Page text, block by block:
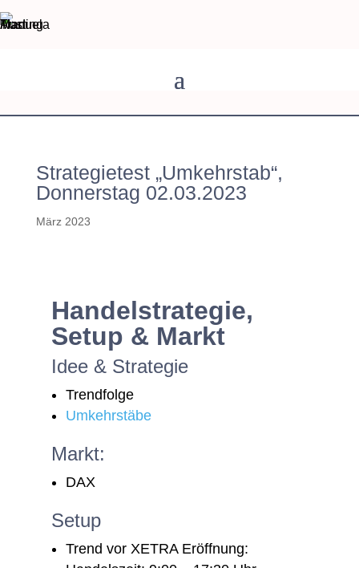
Strategietest „Umkehrstab“,
Donnerstag 02.03.2023
März 2023
Handelstrategie,
Setup & Markt
Idee & Strategie
Trendfolge
Umkehrstäbe
Markt:
DAX
Setup
Trend vor XETRA Eröffnung: